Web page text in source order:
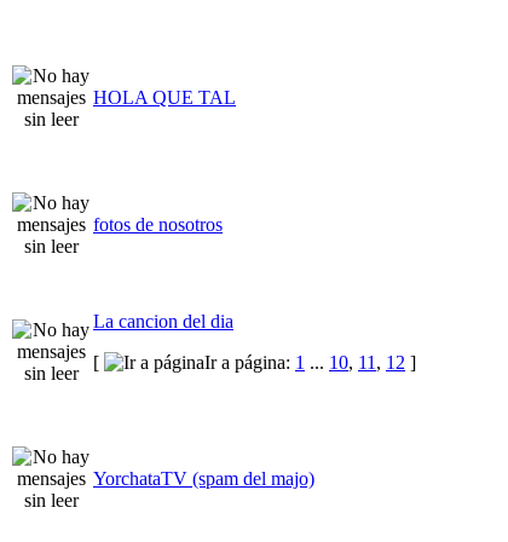
HOLA QUE TAL
fotos de nosotros
La cancion del dia
[
Ir a página: 1 ... 10, 11 , 12 ]
YorchataTV (spam del majo)